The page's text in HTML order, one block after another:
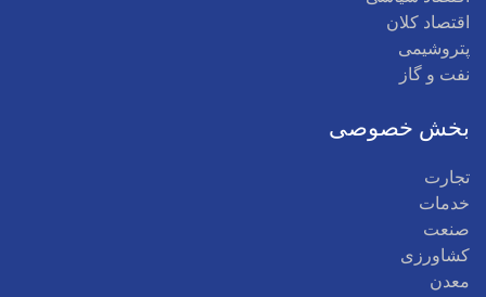
اقتصاد کلان
پتروشیمی
نفت و گاز
بخش خصوصی
تجارت
خدمات
صنعت
کشاورزی
معدن